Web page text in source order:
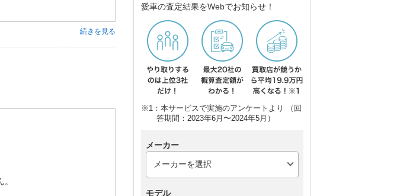
続きを見る
愛車の査定結果をWebでお知らせ！
※1：本サービスで実施のアンケートより （回
答期間：2023年6月〜2024年5月）
メーカー
モデル